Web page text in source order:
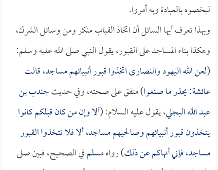
ليخصوه بالعبادة وبه أمروا.
وبهذا تعرف أيها السائل أن اتخاذ القباب منكر ومن وسائل الشرك،
وهكذا بناء المساجد على القبور، يقول النبي صلى الله عليه وسلم:
(لعن الله اليهود والنصارى اتخذوا قبور أنبيائهم مساجد، قالت
عائشة: يحذر ما صنعوا) متفق على صحته، وفي حديثجندب بن
عبد الله البجلي، يقول عليه السلام: (ألا وإن من كان قبلكم كانوا
يتخذون قبور أنبيائهم وصالحيهم مساجد، ألا فلا تتخذوا القبور
مساجد، فإني أنهاكم عن ذلك) رواهمسلمفي الصحيح، فبين صلى